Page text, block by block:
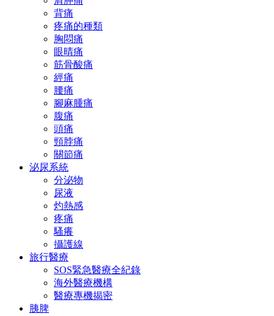
背痛
疼痛的種類
胸悶痛
眼晴痛
筋骨酸痛
經痛
腰痛
腳麻腫痛
腹痛
頭痛
頸脖痛
關節痛
泌尿系統
分泌物
尿液
灼熱感
疼痛
騷癢
攝護線
旅行醫療
SOS緊急醫療全紀錄
海外醫療機構
醫療專機揭密
胰脾